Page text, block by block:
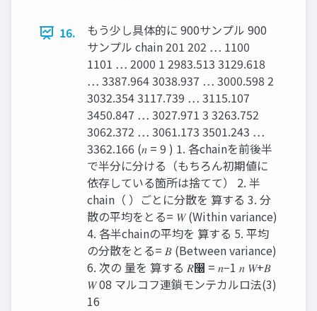
16.
もう少し具体的に 900サンプル 900
サンプル chain 201 202 … 1100
1101 … 2000 1 2983.513 3129.618
… 3387.964 3038.937 … 3000.598 2
3032.354 3117.739 … 3115.107
3450.847 … 3027.971 3 3263.752
3062.372 … 3061.173 3501.243 …
3362.166 (𝑛 = 9 ) 1. 各chainを前後半
で半分に分ける（もちろん初期値に
依存している箇所は捨てて） 2. 半
chain（ ）ごとに分散を 算する 3. 分
散の平均をとる= 𝑊 (Within variance)
4. 各半chainの平均を 算する 5. 平均
の分散をとる= 𝐵 (Between variance)
6. 次の 量を 算する 𝑅෠ = 𝑛−1 𝑛 𝑊+𝐵
𝑊 08 マルコフ連鎖モンテカルロ法(3)
16